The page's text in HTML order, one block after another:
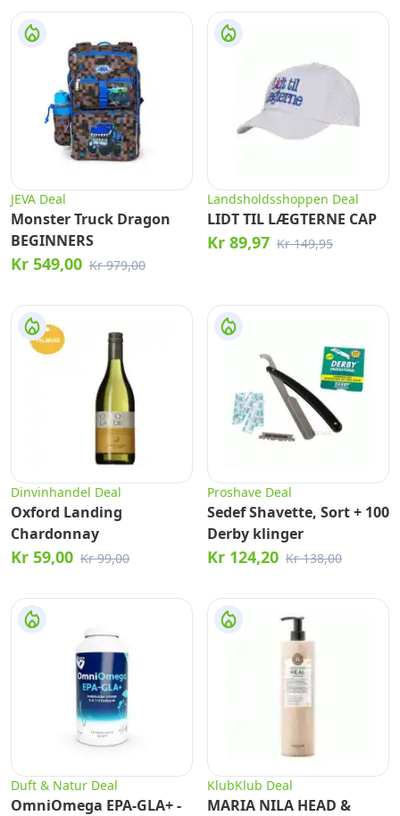
JEVA Deal
Monster Truck Dragon
BEGINNERS
Kr 549,00 Kr 979,00
Landsholdsshoppen Deal
LIDT TIL LÆGTERNE CAP
Kr 89,97 Kr 149,95
Dinvinhandel Deal
Oxford Landing
Chardonnay
Kr 59,00 Kr 99,00
Proshave Deal
Sedef Shavette, Sort + 100
Derby klinger
Kr 124,20 Kr 138,00
Duft & Natur Deal
OmniOmega EPA-GLA+ -
KlubKlub Deal
MARIA NILA HEAD &